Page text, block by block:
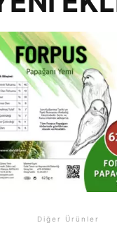
Diğer Ürünler